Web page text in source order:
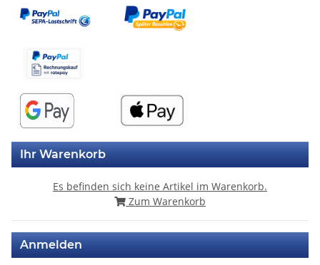
Ihr Warenkorb
Es befinden sich keine Artikel im Warenkorb.
Zum Warenkorb
Anmelden